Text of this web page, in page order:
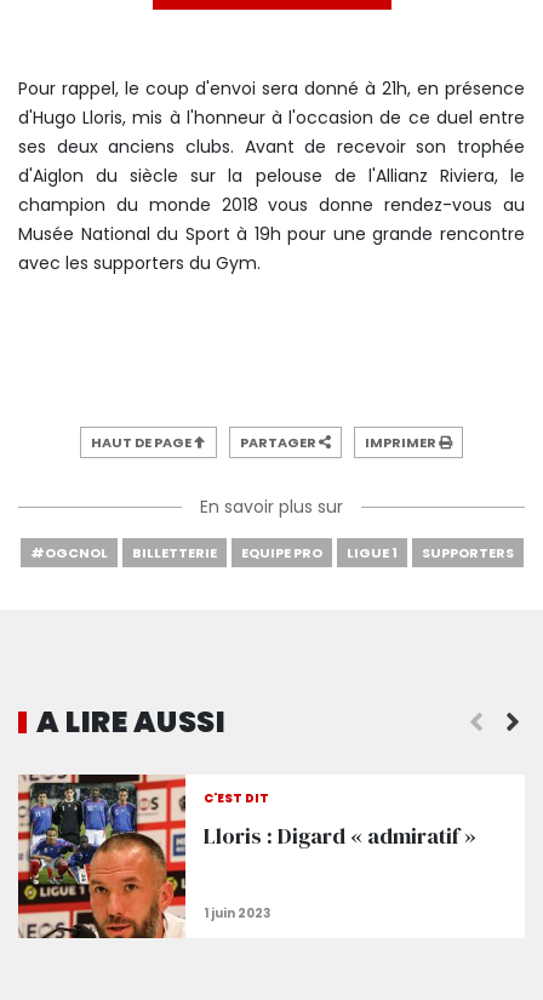
Pour rappel, le coup d'envoi sera donné à 21h, en présence
d'Hugo Lloris, mis à l'honneur à l'occasion de ce duel entre
ses deux anciens clubs. Avant de recevoir son trophée
d'Aiglon du siècle sur la pelouse de l'Allianz Riviera, le
champion du monde 2018 vous donne rendez-vous au
Musée National du Sport à 19h pour une grande rencontre
avec les supporters du Gym.
HAUT DE PAGE PARTAGER IMPRIMER
En savoir plus sur
#OGCNOL BILLETTERIE EQUIPE PRO LIGUE 1 SUPPORTERS
A LIRE AUSSI
C'EST DIT
Lloris : Digard « admiratif »
Les dates des deux dernières journées de Ligue 1